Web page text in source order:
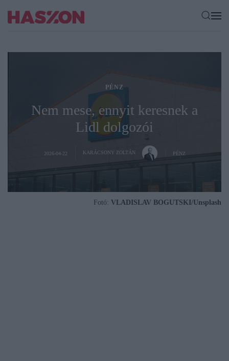
PÉNZ
Nem mese, ennyit keresnek a
Lidl dolgozói
2026-04-22 KARÁCSONY ZOLTÁN PÉNZ
Fotó: VLADISLAV BOGUTSKI/Unsplash